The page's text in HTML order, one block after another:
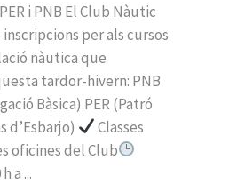
i PNB El Club Nàutic
per als cursos
nàutica que
tardor-hivern: PNB
Bàsica) PER (Patró
d’Esbarjo)
Classes
oficines del Club
a